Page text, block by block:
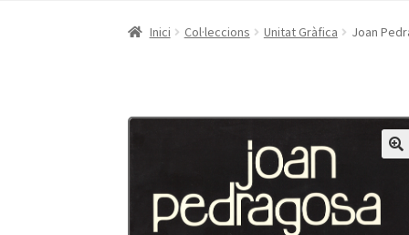
Pàgina d'inici Accessibilitat Cistella El meu
Inici Col·leccions Unitat Gràfica Joan